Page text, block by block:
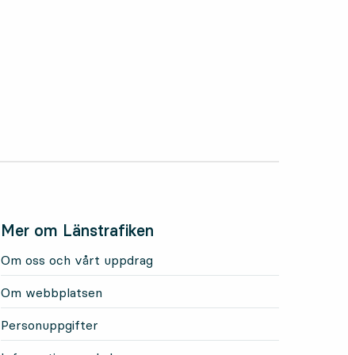
Mer om Länstrafiken
Om oss och vårt uppdrag
Om webbplatsen
Personuppgifter